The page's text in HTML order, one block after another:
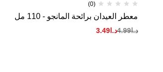
(0)
معطر العيدان برائحة المانجو - 110 مل
د.ا4.99د.ا 3.49